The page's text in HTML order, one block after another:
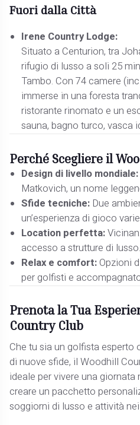
Fuori dalla Città
Irene Country Lodge:
Situato a Centurion, tra
rifugio di lusso a soli 25
Tambo. Con 74 camere
immerse in una foresta
ristorante rinomato e un
sauna, bagno turco, vasca
Perché Scegliere il
Design di livello mondiale:
Matkovich, un nome
Sfide tecniche: Due
un’esperienza di gioco
Location perfetta:
accesso a strutture di lusso.
Relax e comfort:Opzioni
per golfisti e
Prenota la Tua
Country Club
Che tu sia un golfista esperto
di nuove sfide, il Woodhill
ideale per vivere una
creare un pacchetto
soggiorni di lusso e attività